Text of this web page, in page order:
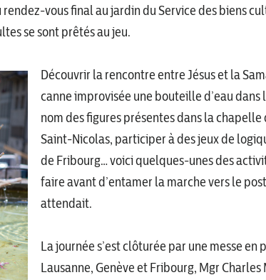
rendez-vous final au jardin du Service des biens
se sont prêtés au jeu.
Découvrir la rencontre entre Jésus et la
canne improvisée une bouteille d’eau
nom des figures présentes dans la
Saint-Nicolas, participer à des jeux de
de Fribourg… voici quelques-unes des
faire avant d’entamer la marche vers le
attendait.
La journée s’est clôturée par une messe
Lausanne, Genève et Fribourg, Mgr